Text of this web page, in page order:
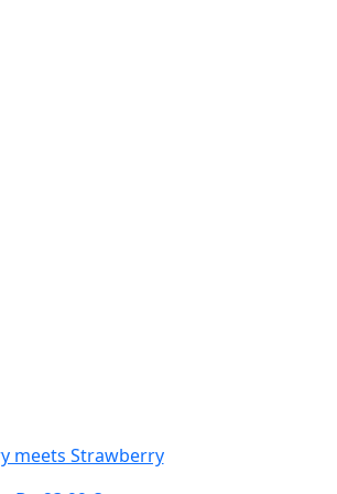
meets Strawberry